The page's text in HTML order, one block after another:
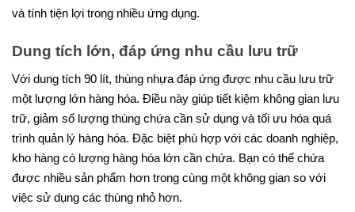
và tính tiện lợi trong nhiều ứng dụng.
Dung tích lớn, đáp ứng nhu cầu lưu trữ
Với dung tích 90 lít, thùng nhựa đáp ứng được nhu cầu lưu trữ
một lượng lớn hàng hóa. Điều này giúp tiết kiệm không gian lưu
trữ, giảm số lượng thùng chứa cần sử dụng và tối ưu hóa quá
trình quản lý hàng hóa. Đặc biệt phù hợp với các doanh nghiệp,
kho hàng có lượng hàng hóa lớn cần chứa. Bạn có thể chứa
được nhiều sản phẩm hơn trong cùng một không gian so với
việc sử dụng các thùng nhỏ hơn.